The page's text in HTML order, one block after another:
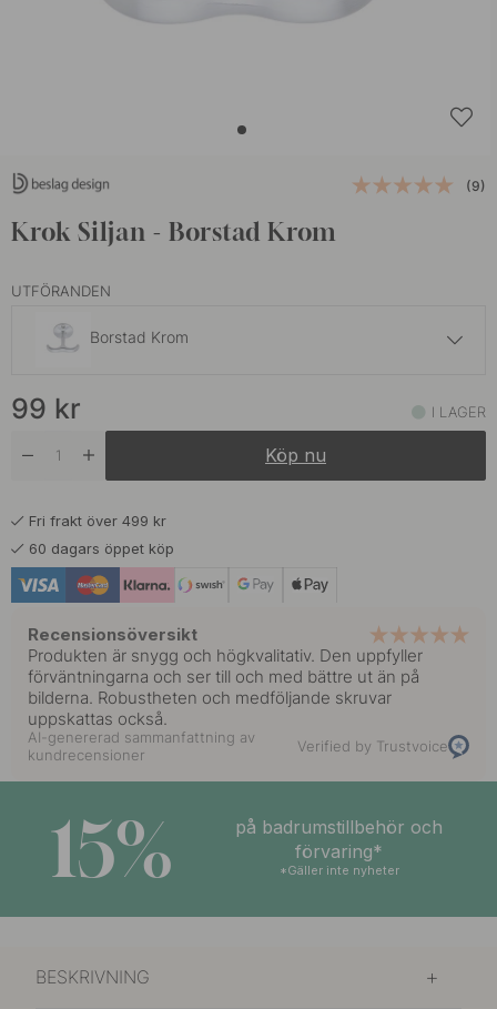
(9)
Krok Siljan - Borstad Krom
UTFÖRANDEN
Borstad Krom
I lager
I lager
Polerad Mässing
99 kr I LAGER
Köp nu
Fri frakt över 499 kr
60 dagars öppet köp
Recensionsöversikt
Produkten är snygg och högkvalitativ. Den uppfyller
förväntningarna och ser till och med bättre ut än på
bilderna. Robustheten och medföljande skruvar
uppskattas också.
AI-genererad sammanfattning av
kundrecensioner
Verified by Trustvoice
15%
på badrumstillbehör och
förvaring*
*Gäller inte nyheter
BESKRIVNING